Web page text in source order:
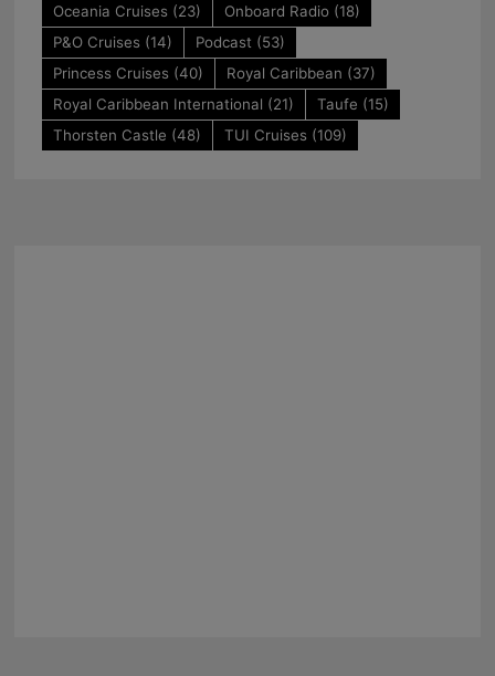
Oceania Cruises (23) Onboard Radio(18)
P&O Cruises (14) Podcast (53)
Princess Cruises (40) Royal Caribbean (37)
Royal Caribbean International (21) Taufe (15)
Thorsten Castle (48) TUI Cruises (109)